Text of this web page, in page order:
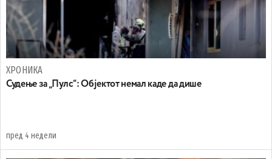
ХРОНИКА
Судење за „Пулс“: Објектот немал каде да дише
пред 4 недели